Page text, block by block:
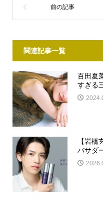
関連記事一覧
百田夏
すぎる
【岩
バサダ